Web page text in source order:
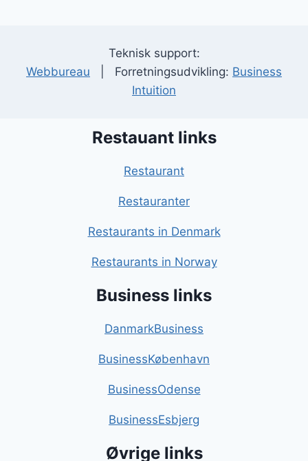
Teknisk support:
Webbureau | Forretningsudvikling: Business
Intuition
Restauant links
Restaurant
Restauranter
Restaurants in Denmark
Restaurants in Norway
Business links
DanmarkBusiness
BusinessKøbenhavn
BusinessOdense
BusinessEsbjerg
Øvrige links